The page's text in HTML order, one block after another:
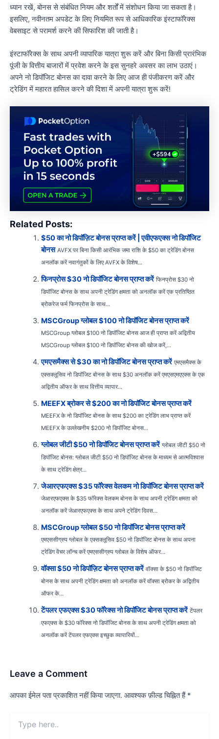
ध्यान रखें, बोनस से संबंधित नियम और शर्तों में संशोधन किया जा सकता है।
इसलिए, नवीनतम अपडेट के लिए नियमित रूप से आधिकारिक इंस्टाफॉरेक्स
वेबसाइट से परामर्श करने की सिफारिश की जाती है।
इंस्टाफॉरेक्स के साथ अपनी व्यापारिक यात्रा शुरू करें और बिना किसी प्रारंभिक
पूंजी के वित्तीय बाजारों में प्रवेश करने के इस सुनहरे अवसर का लाभ उठाएं।
अपने नो डिपॉजिट बोनस का दावा करने के लिए आज ही पंजीकरण करें और
ट्रेडिंग में महारत हासिल करने की दिशा में अपनी यात्रा शुरू करें!
Related Posts:
$50 का नो डिपॉज़िट बोनस प्राप्त करें | एवीएफएक्स नो डिपॉजिट
बोनस AVFX पर बिना किसी आरंभिक जमा राशि के $50 का ट्रेडिंग बोनस
अनलॉक करें नवागंतुकों के लिए AVFX के विशेष...
फिनप्रोस $30 नो डिपॉजिट बोनस प्राप्त करें फिनप्रोस $30 नो
डिपॉजिट बोनस के साथ अपनी ट्रेडिंग क्षमता को अनलॉक करें एक प्रतिष्ठित
ब्रोकरेज फर्म फिनप्रोस के साथ...
MSCGroup ग्लोबल $100 नो डिपॉजिट बोनस प्राप्त करें
MSCGroup ग्लोबल $100 नो डिपॉजिट बोनस आज ही प्राप्त करें अद्वितीय
MSCGroup ग्लोबल $100 नो डिपॉजिट बोनस की खोज करें,...
एमएसमैक्स से $30 का नो डिपॉजिट बोनस प्राप्त करें एमएसमैक्स के
एक्सक्लूसिव नो डिपॉजिट बोनस के साथ $30 अनलॉक करें एमएसएमएएक्स के एक
अद्वितीय ऑफर के साथ वित्तीय व्यापार...
MEEFX ब्रोकर से $200 का नो डिपॉजिट बोनस प्राप्त करें
MEEFX के नो डिपॉजिट बोनस के साथ $200 का ट्रेडिंग लाभ प्राप्त करें
MEEFX के उल्लेखनीय $200 नो डिपॉजिट बोनस...
ग्लोबल जीटी $50 नो डिपॉजिट बोनस प्राप्त करें ग्लोबल जीटी $50 नो
डिपॉजिट बोनस: ग्लोबल जीटी $50 नो डिपॉजिट बोनस के माध्यम से आत्मविश्वास
के साथ ट्रेडिंग क्षेत्र...
जेआरएफएक्स $35 फॉरेक्स वेलकम नो डिपॉजिट बोनस प्राप्त करें
जेआरएफएक्स के $35 फॉरेक्स वेलकम बोनस के साथ अपनी ट्रेडिंग क्षमता को
अनलॉक करें जेआरएफएक्स के साथ अपने ट्रेडिंग दिवस...
MSCGroup ग्लोबल $50 नो डिपॉजिट बोनस प्राप्त करें
एमएससीग्रुप ग्लोबल के एक्सक्लूसिव $50 नो डिपॉजिट बोनस के साथ अपना
ट्रेडिंग वेंचर लॉन्च करें एमएससीग्रुप ग्लोबल के विशेष ऑफर...
वॉक्सा $50 नो डिपॉज़िट बोनस प्राप्त करें वॉक्सा के $50 नो डिपॉजिट
बोनस के साथ अपनी ट्रेडिंग क्षमता को अनलॉक करें वॉक्सा ब्रोकर के अद्वितीय
ऑफर के...
टेंपलर एफएक्स $30 फॉरेक्स नो डिपॉजिट बोनस प्राप्त करें टेंपलर
एफएक्स के $30 फॉरेक्स नो डिपॉजिट बोनस के साथ अपनी ट्रेडिंग क्षमता को
अनलॉक करें टेंपलर एफएक्स इच्छुक व्यापारियों...
Leave a Comment
आपका ईमेल पता प्रकाशित नहीं किया जाएगा. आवश्यक फ़ील्ड चिह्नित हैं *
here..